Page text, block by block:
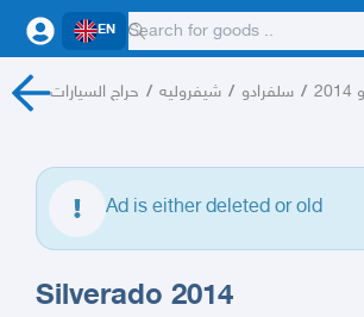
EN
حراج السيارات / شيفروليه / سلفرادو /
Ad is either deleted or old
Silverado 2014